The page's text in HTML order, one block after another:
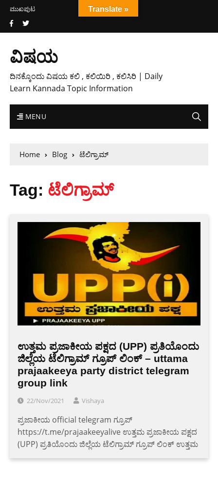
ಮುಖಪುಟ
ವಿಷಯ
ದಿನಕ್ಕೊಂದು ವಿಷಯ ಕಲಿ , ಕಲಿಯಿರಿ , ಕಲಿಸಿರಿ | Daily
Learn Kannada Topic Information
MENU
Home Blog ಟೆಲಿಗ್ರಾಮ್
Tag: ಟೆಲಿಗ್ರಾಮ್
ಉತ್ತಮ ಪ್ರಜಾಕೀಯ ಪಕ್ಷದ (UPP) ಪ್ರತಿಯೊಂದು
ಜಿಲ್ಲೆಯ ಟೆಲಿಗ್ರಾಮ್ ಗ್ರೂಪ್ ಲಿಂಕ್ – uttama
prajaakeeya party district telegram
group link
22/Nov/2021 Vishaya
ಪ್ರಜಾಕೀಯ official telegram ಗ್ರೂಪ್
https://t.me/prajaakeeyalive ಉತ್ತಮ ಪ್ರಜಾಕೀಯ ಪಕ್ಷದ
(UPP) ಪ್ರತಿಯೊಂದು ಜಿಲ್ಲೆಯ ಟೆಲಿಗ್ರಾಮ್ ಗ್ರೂಪ್ ಲಿಂಕ್ ಉತ್ತಮ
Translate »